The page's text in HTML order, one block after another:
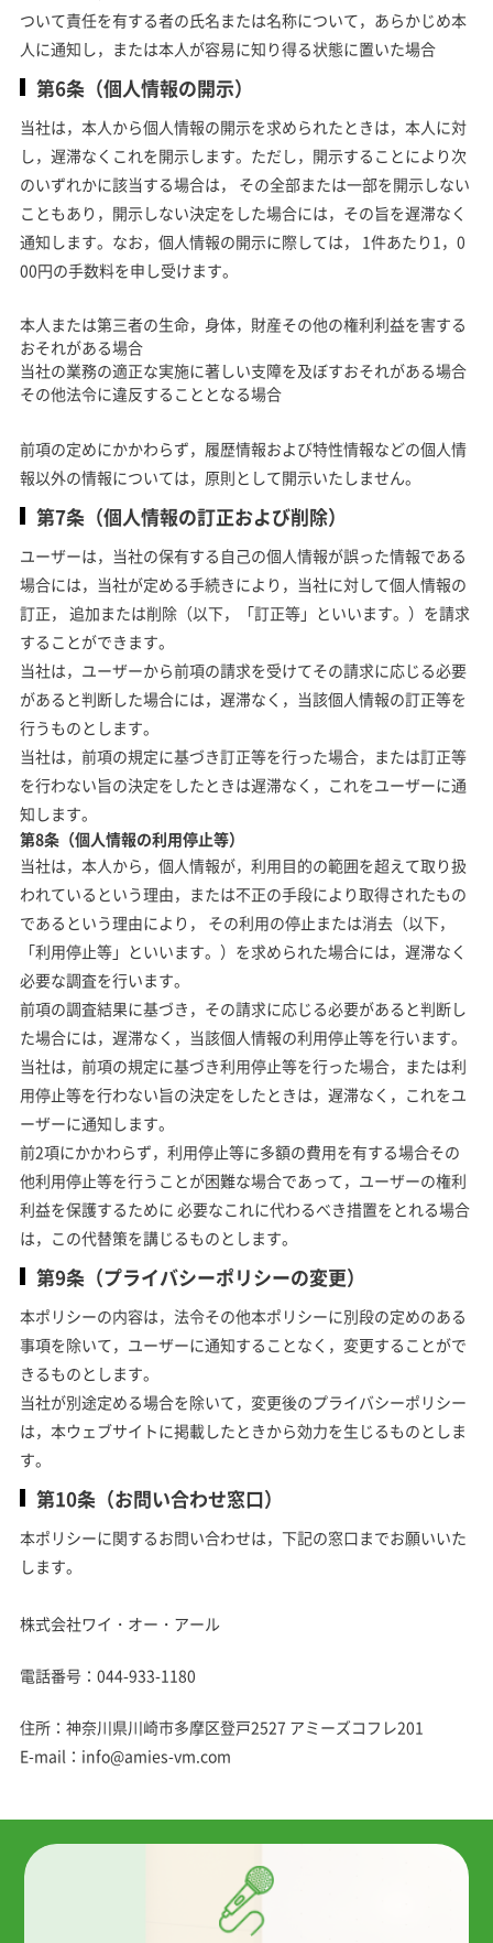
ついて責任を有する者の氏名または名称について，あらかじめ本
人に通知し，または本人が容易に知り得る状態に置いた場合
第6条（個人情報の開示）
当社は，本人から個人情報の開示を求められたときは，本人に対
し，遅滞なくこれを開示します。ただし，開示することにより次
のいずれかに該当する場合は， その全部または一部を開示しない
こともあり，開示しない決定をした場合には，その旨を遅滞なく
通知します。なお，個人情報の開示に際しては， 1件あたり1，0
00円の手数料を申し受けます。
本人または第三者の生命，身体，財産その他の権利利益を害する
おそれがある場合
当社の業務の適正な実施に著しい支障を及ぼすおそれがある場合
その他法令に違反することとなる場合
前項の定めにかかわらず，履歴情報および特性情報などの個人情
報以外の情報については，原則として開示いたしません。
第7条（個人情報の訂正および削除）
ユーザーは，当社の保有する自己の個人情報が誤った情報である
場合には，当社が定める手続きにより，当社に対して個人情報の
訂正， 追加または削除（以下，「訂正等」といいます。）を請求
することができます。
当社は，ユーザーから前項の請求を受けてその請求に応じる必要
があると判断した場合には，遅滞なく，当該個人情報の訂正等を
行うものとします。
当社は，前項の規定に基づき訂正等を行った場合，または訂正等
を行わない旨の決定をしたときは遅滞なく，これをユーザーに通
知します。
第8条（個人情報の利用停止等）
当社は，本人から，個人情報が，利用目的の範囲を超えて取り扱
われているという理由，または不正の手段により取得されたもの
であるという理由により， その利用の停止または消去（以下，
「利用停止等」といいます。）を求められた場合には，遅滞なく
必要な調査を行います。
前項の調査結果に基づき，その請求に応じる必要があると判断し
た場合には，遅滞なく，当該個人情報の利用停止等を行います。
当社は，前項の規定に基づき利用停止等を行った場合，または利
用停止等を行わない旨の決定をしたときは，遅滞なく，これをユ
ーザーに通知します。
前2項にかかわらず，利用停止等に多額の費用を有する場合その
他利用停止等を行うことが困難な場合であって，ユーザーの権利
利益を保護するために 必要なこれに代わるべき措置をとれる場合
は，この代替策を講じるものとします。
第9条（プライバシーポリシーの変更）
本ポリシーの内容は，法令その他本ポリシーに別段の定めのある
事項を除いて，ユーザーに通知することなく，変更することがで
きるものとします。
当社が別途定める場合を除いて，変更後のプライバシーポリシー
は，本ウェブサイトに掲載したときから効力を生じるものとしま
す。
第10条（お問い合わせ窓口）
本ポリシーに関するお問い合わせは，下記の窓口までお願いいた
します。
株式会社ワイ・オー・アール
電話番号：044-933-1180
住所：神奈川県川崎市多摩区登戸2527 アミーズコフレ201
E-mail：info@amies-vm.com